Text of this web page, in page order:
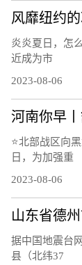
炎炎夏日，怎
近成为市
2023-08-06
⭐北部战区向
日，为加强重
2023-08-06
据中国地震台
县（北纬37